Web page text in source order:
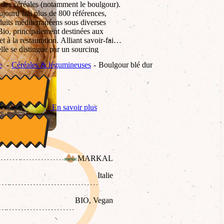
Céréales & légumineuses Boulgour blé dur
MARKAL
Italie
BIO, Vegan
céréales (notamment le boulgour).
plus de 800 références,
méditerranéens sous diverses
principalement destinées aux
à la restauration. Alliant savoir-faire
se distingue par un sourcing
faveur de la transition alimentaire
En savoir plus